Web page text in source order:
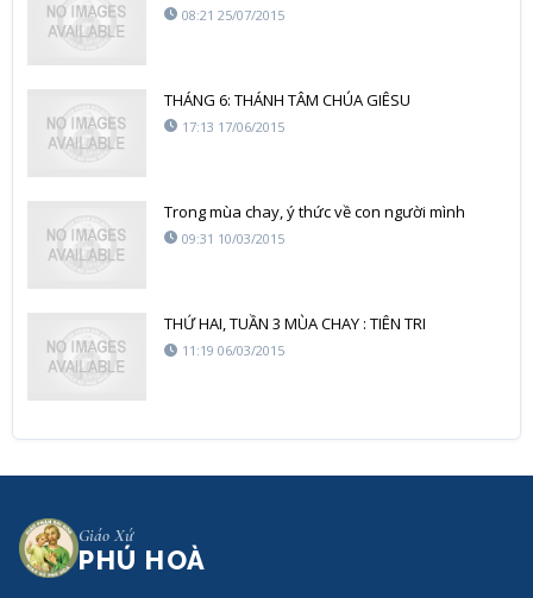
08:21 25/07/2015
THÁNG 6: THÁNH TÂM CHÚA GIÊSU
17:13 17/06/2015
Trong mùa chay, ý thức về con người mình
09:31 10/03/2015
THỨ HAI, TUẦN 3 MÙA CHAY : TIÊN TRI
11:19 06/03/2015
Giáo Xứ
PHÚ HOÀ